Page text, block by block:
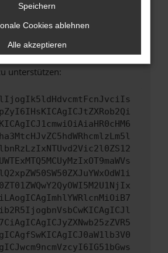
an den Webseitenbetreiber.
genannten Schritte versucht
uns bitte. Wir werden
Problem zu beheben. Du kannst
schicken, um uns bei der
unterstützen:
Speichern
Cookies ablehnen
Alle akzeptieren